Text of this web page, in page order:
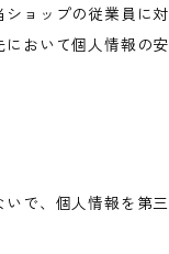
ョップの従業員に対
おいて個人情報の安
で、個人情報を第三